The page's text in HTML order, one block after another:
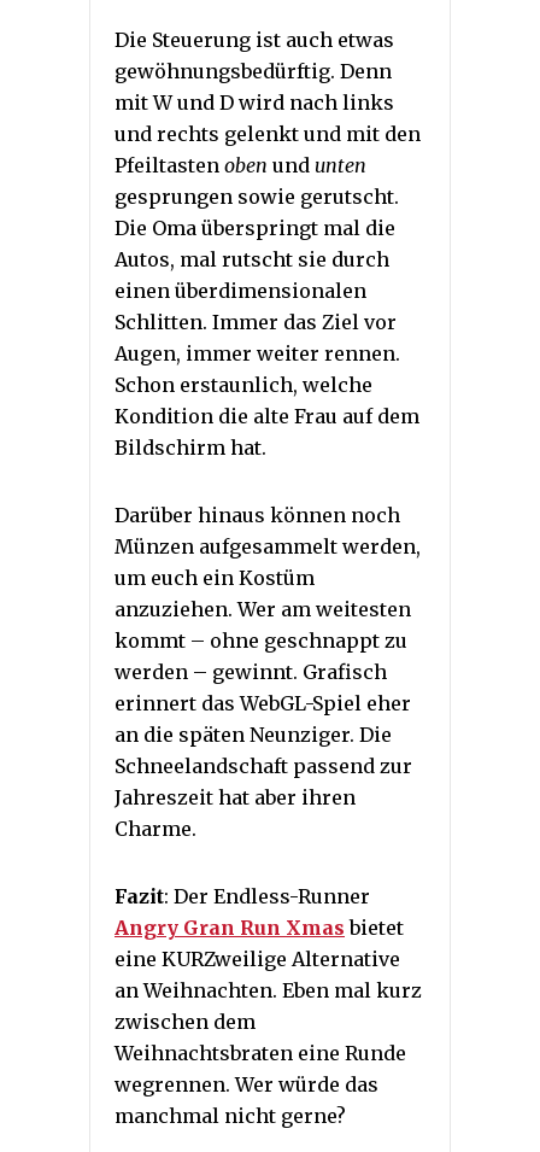
Die Steuerung ist auch etwas
gewöhnungsbedürftig. Denn
mit W und D wird nach links
und rechts gelenkt und mit den
Pfeiltasten oben und unten
gesprungen sowie gerutscht.
Die Oma überspringt mal die
Autos, mal rutscht sie durch
einen überdimensionalen
Schlitten. Immer das Ziel vor
Augen, immer weiter rennen.
Schon erstaunlich, welche
Kondition die alte Frau auf dem
Bildschirm hat.
Darüber hinaus können noch
Münzen aufgesammelt werden,
um euch ein Kostüm
anzuziehen. Wer am weitesten
kommt – ohne geschnappt zu
werden – gewinnt. Grafisch
erinnert das WebGL-Spiel eher
an die späten Neunziger. Die
Schneelandschaft passend zur
Jahreszeit hat aber ihren
Charme.
Fazit: Der Endless-Runner
Angry Gran Run Xmas bietet
eine KURZweilige Alternative
an Weihnachten. Eben mal kurz
zwischen dem
Weihnachtsbraten eine Runde
wegrennen. Wer würde das
manchmal nicht gerne?